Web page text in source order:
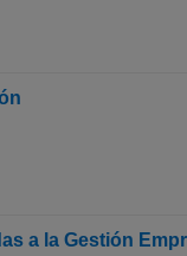
a la Gestión